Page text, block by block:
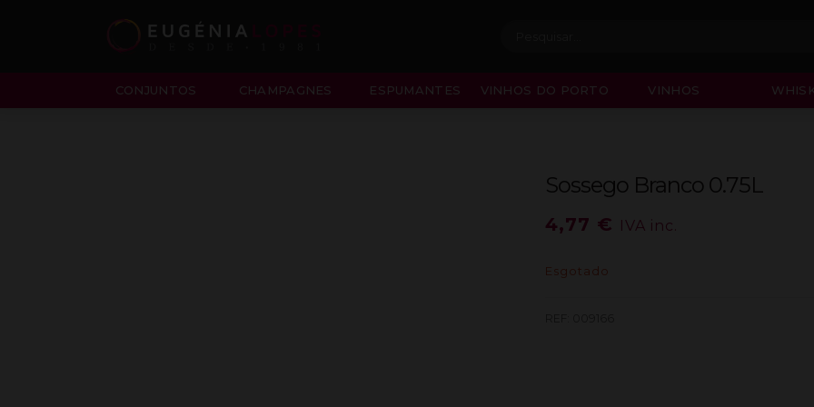
CONJUNTOS CHAMPAGNES ESPUMANTES VINHOS DO PORTO VINHOS
Sossego Branco 0.75L
4,77 € IVA inc.
Esgotado